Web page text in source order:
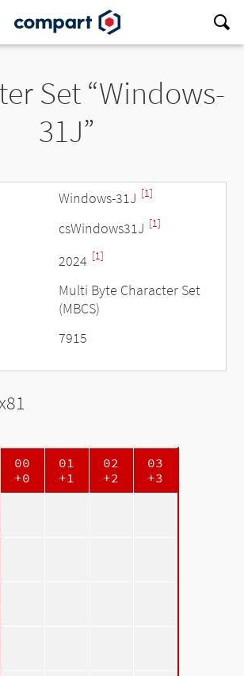
Set “Windows-
31J”
Windows-31J [1]
csWindows31J [1]
2024 [1]
Multi Byte Character Set
(MBCS)
7915
00
+0
01
+1
02
+2
03
+3